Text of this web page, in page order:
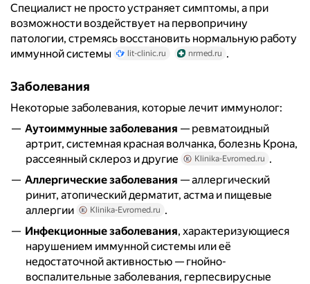
Специалист не просто устраняет симптомы, а при
возможности воздействует на первопричину
патологии, стремясь восстановить нормальную работу
иммунной системы
lit-clinic.ru nrmed.ru .
Заболевания
Некоторые заболевания, которые лечит иммунолог:
Аутоиммунные заболевания — ревматоидный
артрит, системная красная волчанка, болезнь Крона,
рассеянный склероз и другие
Klinika-Evromed.ru .
Аллергические заболевания — аллергический
ринит, атопический дерматит, астма и пищевые
аллергии
Klinika-Evromed.ru .
Инфекционные заболевания, характеризующиеся
нарушением иммунной системы или её
недостаточной активностью — гнойно-
воспалительные заболевания, герпесвирусные